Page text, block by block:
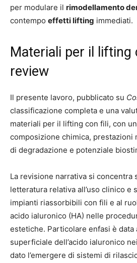
per modulare il rimodellamento
contempo effetti lifting immediati.
Materiali per il lifting
review
Il presente lavoro, pubblicato su
classificazione completa e una
materiali per il lifting con fili, con
composizione chimica, prestazioni
di degradazione e potenziale
La revisione narrativa si concentra
letteratura relativa all’uso clinico e
impianti riassorbibili con fili e al
acido ialuronico (HA) nelle
estetiche. Particolare enfasi è data
superficiale dell’acido ialuronico
dato l’emergere di sistemi di